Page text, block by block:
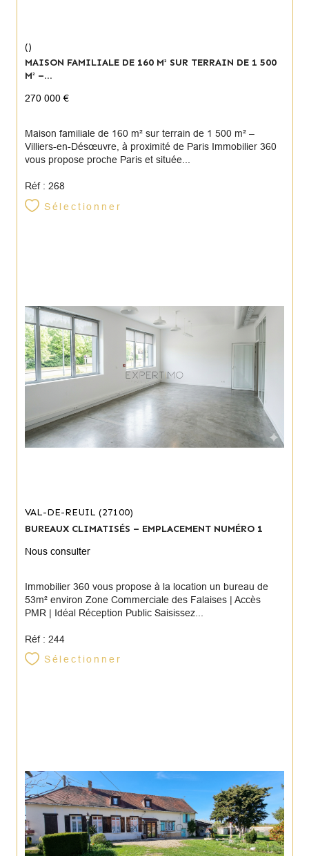
()
MAISON FAMILIALE DE 160 M² SUR TERRAIN DE 1 500
M² –...
270 000 €
Maison familiale de 160 m² sur terrain de 1 500 m² –
Villiers-en-Désœuvre, à proximité de Paris Immobilier 360
vous propose proche Paris et située...
Réf : 268
Sélectionner
VAL-DE-REUIL (27100)
BUREAUX CLIMATISÉS – EMPLACEMENT NUMÉRO 1
Nous consulter
Immobilier 360 vous propose à la location un bureau de
53m² environ Zone Commerciale des Falaises | Accès
PMR | Idéal Réception Public Saisissez...
Réf : 244
Sélectionner